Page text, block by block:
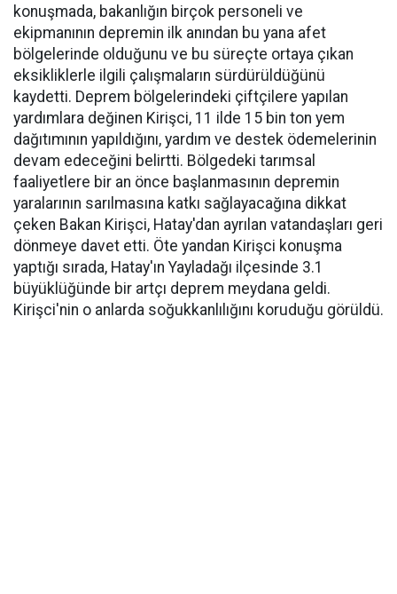
konuşmada, bakanlığın birçok personeli ve
ekipmanının depremin ilk anından bu yana afet
bölgelerinde olduğunu ve bu süreçte ortaya çıkan
eksikliklerle ilgili çalışmaların sürdürüldüğünü
kaydetti. Deprem bölgelerindeki çiftçilere yapılan
yardımlara değinen Kirişci, 11 ilde 15 bin ton yem
dağıtımının yapıldığını, yardım ve destek ödemelerinin
devam edeceğini belirtti. Bölgedeki tarımsal
faaliyetlere bir an önce başlanmasının depremin
yaralarının sarılmasına katkı sağlayacağına dikkat
çeken Bakan Kirişci, Hatay'dan ayrılan vatandaşları geri
dönmeye davet etti. Öte yandan Kirişci konuşma
yaptığı sırada, Hatay'ın Yayladağı ilçesinde 3.1
büyüklüğünde bir artçı deprem meydana geldi.
Kirişci'nin o anlarda soğukkanlılığını koruduğu görüldü.